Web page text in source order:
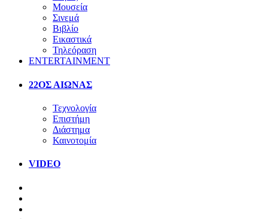
Μουσεία
Σινεμά
Βιβλίο
Εικαστικά
Τηλεόραση
ENTERTAINMENT
22ΟΣ ΑΙΩΝΑΣ
Τεχνολογία
Επιστήμη
Διάστημα
Καινοτομία
VIDEO